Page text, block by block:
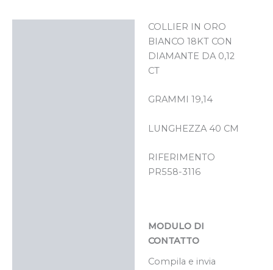
COLLIER IN ORO
BIANCO 18KT CON
DIAMANTE DA 0,12
CT
GRAMMI 19,14
LUNGHEZZA 40 CM
RIFERIMENTO
PR558-3116
MODULO DI
CONTATTO
Compila e invia